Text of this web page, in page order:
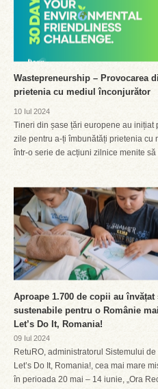
Wastepreneurship – Provocarea
prietenia cu mediul înconjurător
10 Iul 2024
Tineri din șase țări europene au
zile pentru a-ți îmbunătăți prietenia cu
într-o serie de acțiuni zilnice menite să
Aproape 1.700 de copii au
sustenabile pentru o Românie
Let’s Do It, Romania!
09 Iul 2024
RetuRO, administratorul Sistemului
Let’s Do It, Romania!, cea mai mare
în perioada 20 mai – 14 iunie, „Ora